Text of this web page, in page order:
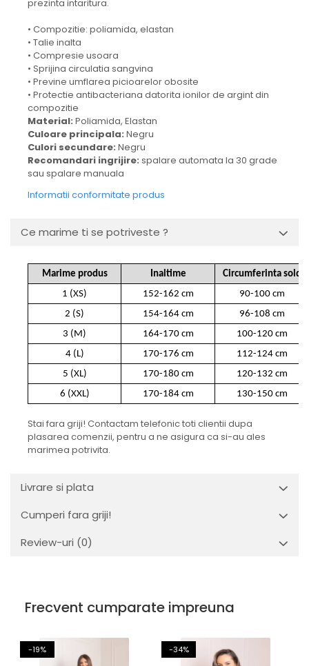
prezinta intaritura.
• Compozitie: poliamida, elastan
• Talie inalta
• Compresie usoara
• Sprijina circulatia sangvina
• Previne umflarea picioarelor obosite
• Protectie antibacteriana datorita ionilor de argint din
compozitie
Material: Poliamida, Elastan
Culoare principala: Negru
Culori secundare: Negru
Recomandari ingrijire: spalare automata la 30 grade
sau spalare manuala
Informatii conformitate produs
Ce marime ti se potriveste ?
Marime produs Inaltime
Circumferinta sold
1 (XS)
152-162 cm
90-100 cm
2 (S)
154-164 cm
96-108 cm
3 (M)
164-170 cm
100-120 cm
4 (L)
170-176 cm
112-124 cm
5 (XL)
170-180 cm
120-132 cm
6 (XXL)
170-184 cm 130-150 cm
Stai fara griji! Contactam telefonic toti clientii dupa
plasarea comenzii, pentru a ne asigura ca si-au ales
marimea potrivita.
Livrare si plata
Cumperi fara griji!
Review-uri (0)
Frecvent cumparate impreuna
-19% -34%